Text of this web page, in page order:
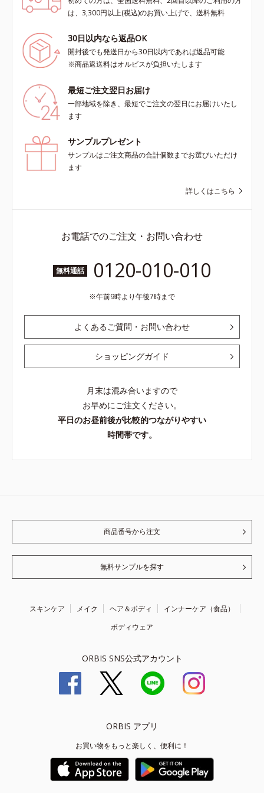
は、3,300円以上(税込)のお買い上げで、送料無料
30日以内なら返品OK
開封後でも発送日から30日以内であれば返品可能
※商品返送料はオルビスが負担いたします
最短ご注文翌日お届け
一部地域を除き、最短でご注文の翌日にお届けいたし
ます
サンプルプレゼント
サンプルはご注文商品の合計個数までお選びいただけ
ます
詳しくはこちら
お電話でのご注文・お問い合わせ
無料通話 0120-010-010
午前9時より午後7時まで
よくあるご質問・お問い合わせ
ショッピングガイド
月末は混み合いますので
お早めにご注文ください。
平日のお昼前後が比較的つながりやすい
時間帯です。
商品番号から注文
無料サンプルを探す
スキンケア メイク ヘア＆ボディ
インナーケア（食品）
ボディウェア
ORBIS SNS公式アカウント
ORBIS アプリ
お買い物をもっと楽しく、便利に！